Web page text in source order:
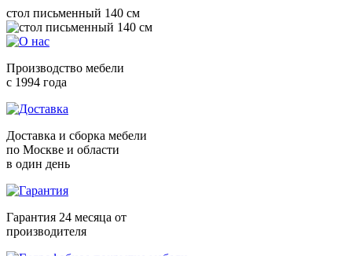
стол письменный 140 см
Производство мебели
с 1994 года
Доставка и сборка мебели
по Москве и области
в один день
Гарантия 24 месяца от
производителя